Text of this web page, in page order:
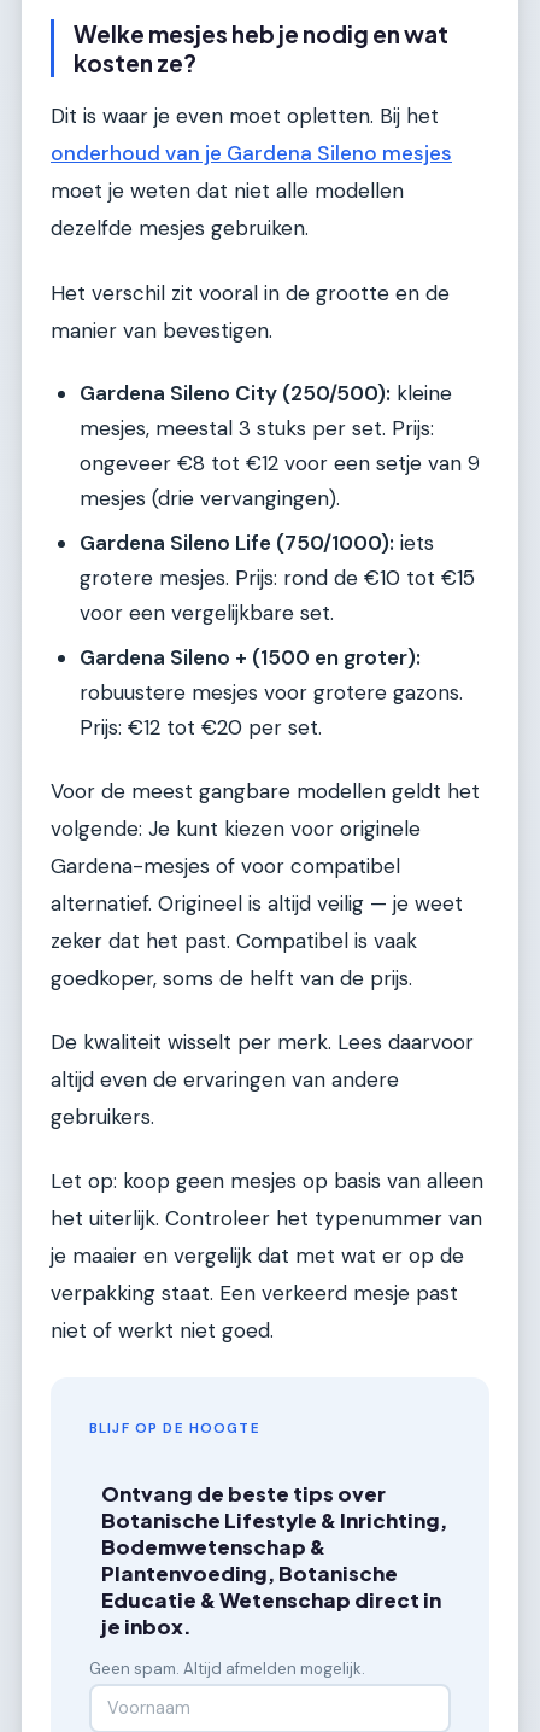
Welke mesjes heb je nodig en wat
kosten ze?
Dit is waar je even moet opletten. Bij het
onderhoud van je Gardena Sileno mesjes
moet je weten dat niet alle modellen
dezelfde mesjes gebruiken.
Het verschil zit vooral in de grootte en de
manier van bevestigen.
Gardena Sileno City (250/500): kleine
mesjes, meestal 3 stuks per set. Prijs:
ongeveer €8 tot €12 voor een setje van 9
mesjes (drie vervangingen).
Gardena Sileno Life (750/1000): iets
grotere mesjes. Prijs: rond de €10 tot €15
voor een vergelijkbare set.
Gardena Sileno + (1500 en groter):
robuustere mesjes voor grotere gazons.
Prijs: €12 tot €20 per set.
Voor de meest gangbare modellen geldt het
volgende: Je kunt kiezen voor originele
Gardena-mesjes of voor compatibel
alternatief. Origineel is altijd veilig — je weet
zeker dat het past. Compatibel is vaak
goedkoper, soms de helft van de prijs.
De kwaliteit wisselt per merk. Lees daarvoor
altijd even de ervaringen van andere
gebruikers.
Let op: koop geen mesjes op basis van alleen
het uiterlijk. Controleer het typenummer van
je maaier en vergelijk dat met wat er op de
verpakking staat. Een verkeerd mesje past
niet of werkt niet goed.
BLIJF OP DE HOOGTE
Ontvang de beste tips over
Botanische Lifestyle & Inrichting,
Bodemwetenschap &
Plantenvoeding, Botanische
Educatie & Wetenschap direct in
je inbox.
Geen spam. Altijd afmelden mogelijk.